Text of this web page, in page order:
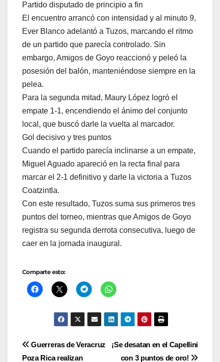
Partido disputado de principio a fin
El encuentro arrancó con intensidad y al minuto 9,
Ever Blanco adelantó a Tuzos, marcando el ritmo
de un partido que parecía controlado. Sin
embargo, Amigos de Goyo reaccionó y peleó la
posesión del balón, manteniéndose siempre en la
pelea.
Para la segunda mitad, Maury López logró el
empate 1-1, encendiendo el ánimo del conjunto
local, que buscó darle la vuelta al marcador.
Gol decisivo y tres puntos
Cuando el partido parecía inclinarse a un empate,
Miguel Aguado apareció en la recta final para
marcar el 2-1 definitivo y darle la victoria a Tuzos
Coatzintla.
Con este resultado, Tuzos suma sus primeros tres
puntos del torneo, mientras que Amigos de Goyo
registra su segunda derrota consecutiva, luego de
caer en la jornada inaugural.
Comparte esto:
Navegación
¡Se desatan en el Capellini
con 3 puntos de oro!
Guerreras de Veracruz
Poza Rica realizan